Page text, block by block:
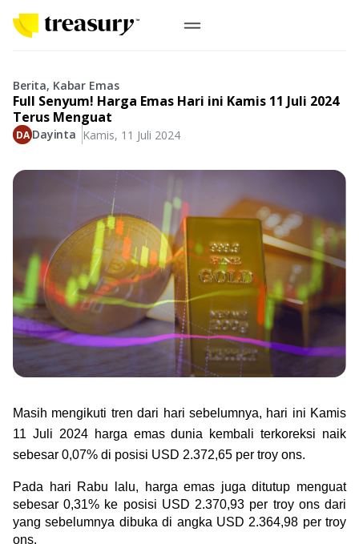
Emas Fisik
Logam Mulia
Antam, UBS
Koin Emas
Koin Nusantara, Lunar & Custom
Perhiasan
From Story
Buyback
Jual emas kamu ke Treasury
Perusahaan
Gold for Good
Berkontribusi pada hal yang benar-benar berarti
#BuatMasaDepan
Green Gold
Profile
Tata Kelola
Indonesia
Indonesia
Berita, Kabar Emas
Full Senyum! Harga Emas Hari ini Kamis 11 Juli 2024
Terus Menguat
Dayinta Kamis, 11 Juli 2024
Masih mengikuti tren dari hari sebelumnya, hari ini Kamis
11 Juli 2024 harga emas dunia kembali terkoreksi naik
sebesar 0,07% di posisi USD 2.372,65 per troy ons.
Pada hari Rabu lalu, harga emas juga ditutup menguat
sebesar 0,31% ke posisi USD 2.370,93 per troy ons dari
yang sebelumnya dibuka di angka USD 2.364,98 per troy
ons.